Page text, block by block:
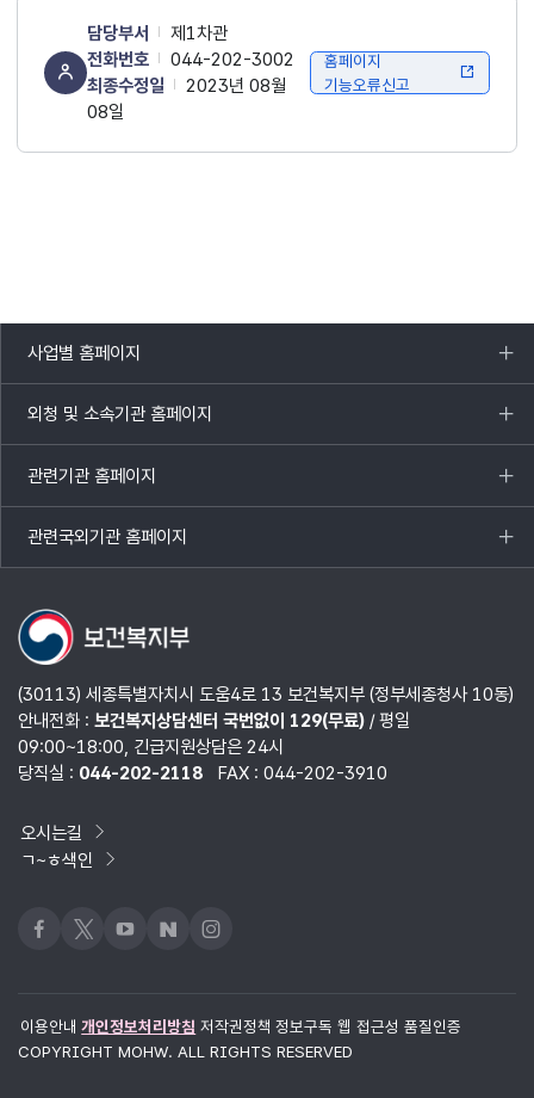
담당부서
제1차관
전화번호
044-202-3002
최종수정일
2023년 08월
08일
홈페이지
기능오류신고
사업별 홈페이지
목록
열기
외청 및 소속기관 홈페이지
목록
열기
관련기관 홈페이지
목록
열기
관련국외기관 홈페이지
목록
열기
(30113) 세종특별자치시 도움4로 13 보건복지부 (정부세종청사 10동)
안내전화 : 보건복지상담센터 국번없이 129(무료)/ 평일
09:00~18:00, 긴급지원상담은 24시
당직실 : 044-202-2118 FAX : 044-202-3910
오시는길
ㄱ~ㅎ색인
페이스북
x 유튜브네이버블로그
인스타그램
이용안내 개인정보처리방침 저작권정책 정보구독 웹 접근성 품질인증
COPYRIGHT MOHW. ALL RIGHTS RESERVED